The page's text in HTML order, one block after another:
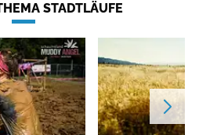
STADTLÄUFE